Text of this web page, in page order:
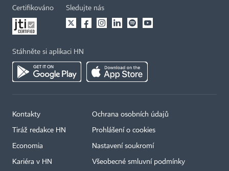
Certifikováno Sledujte nás
Stáhněte si aplikaci HN
Kontakty
Tiráž redakce HN
Economia
Kariéra v HN
Ochrana osobních údajů
Prohlášení o cookies
Nastavení soukromí
Všeobecné smluvní podmínky